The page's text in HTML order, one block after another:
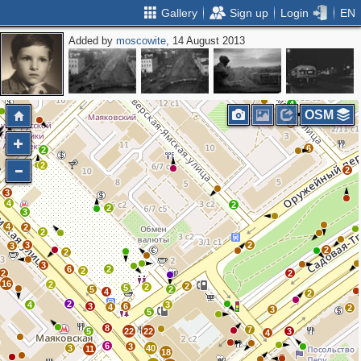
Gallery Sign up Login EN
Added bymoscowite, 14 August 2013
4
7
3
22
40
22
5
18
3
2 2
2
2
3
3
2
2
2
2
6
2
4
4
3
2
2
2
2 2
2
5
6
8
4
5
3
4
5
2
6 2 2
3
2
2
3
3
4
3
2
2
4
16
2
3 11 6
OSM